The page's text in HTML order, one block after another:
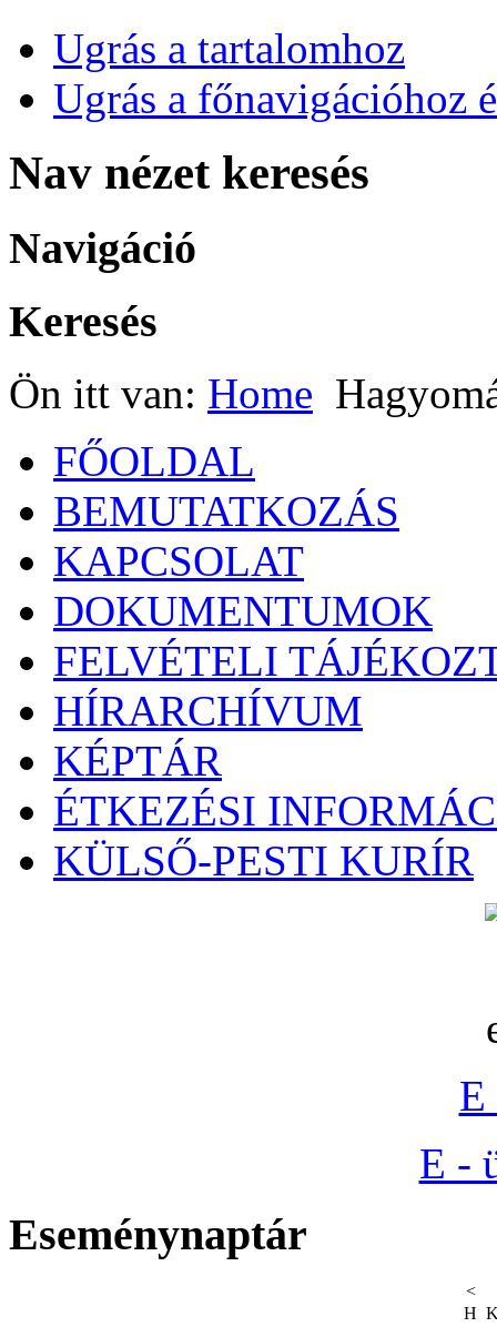
Ugrás a tartalomhoz
Ugrás a főnavigációhoz
Nav nézet keresés
Navigáció
Keresés
Ön itt van: Home
FŐOLDAL
BEMUTATKOZÁS
KAPCSOLAT
DOKUMENTUMOK
FELVÉTELI
HÍRARCHÍVUM
KÉPTÁR
ÉTKEZÉSI
KÜLSŐ-PESTI KURÍR
E
E -
Eseménynaptár
<
H